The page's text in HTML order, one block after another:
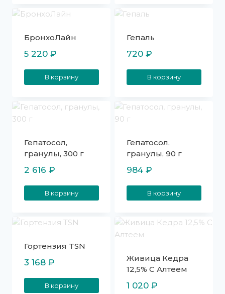
БронхоЛайн
5 220 ₽
В корзину
Гепаль
720 ₽
В корзину
Гепатосол,
гранулы, 300 г
2 616 ₽
В корзину
Гепатосол,
гранулы, 90 г
984 ₽
В корзину
Гортензия TSN
3 168 ₽
В корзину
Живица Кедра
12,5% С Алтеем
1 020 ₽